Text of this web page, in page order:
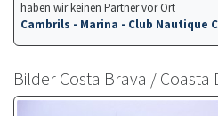
haben wir keinen Partner vor Ort
Cambrils - Marina - Club Nautique
Bilder Costa Brava / Coasta